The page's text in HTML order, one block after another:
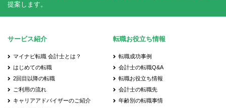
提案します。
サービス紹介
マイナビ転職 会計士とは？
はじめての転職
2回目以降の転職
ご利用の流れ
キャリアアドバイザーのご紹介
転職お役立ち情報
転職成功事例
会計士の転職Q&A
転職お役立ち情報
会計士の転職先
年齢別の転職事情